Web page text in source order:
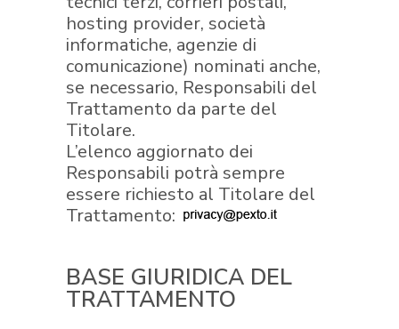
hosting provider, società
informatiche, agenzie di
comunicazione) nominati anche,
se necessario, Responsabili del
Trattamento da parte del
Titolare.
L’elenco aggiornato dei
Responsabili potrà sempre
essere richiesto al Titolare del
Trattamento:
BASE GIURIDICA DEL
TRATTAMENTO